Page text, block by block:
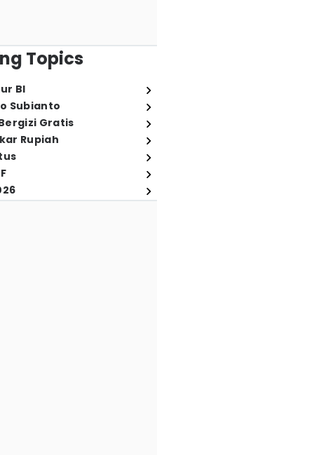
Topics
BI
Subianto
Gratis
Rupiah